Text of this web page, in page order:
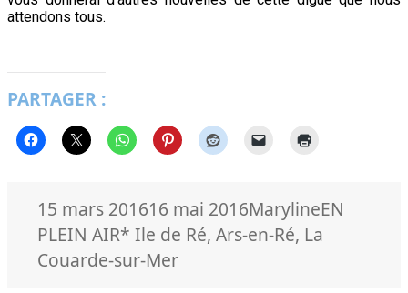
attendons tous.
PARTAGER :
Publié
le
15 mars 201616 mai 2016Auteur
MarylineEN
PLEIN AIRMots-
clés
* Ile de Ré,Ars-en-Ré, La
Couarde-sur-Mer